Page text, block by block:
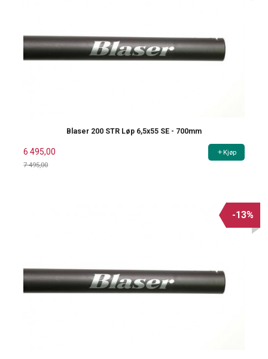
Blaser 200 STR Løp 6,5x55 SE - 700mm
6 495,00
7 495,00
Kjøp
-13%